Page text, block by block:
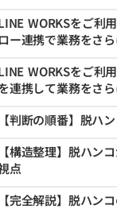
WORKSをご利
ー連携で業務をさ
WORKSをご利
連携して業務をさ
判断の順番】脱ハ
構造整理】脱ハン
点
完全解説】脱ハン